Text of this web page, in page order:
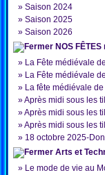
» Saison 2024
» Saison 2025
» Saison 2026
NOS
» La Fête médiévale
» La Fête médiévale
» La fête médiévale
»Après midi sous les
»Après midi sous les
»Après midi sous les
» 18 octobre 2025-
Arts et
» Le mode de vie au